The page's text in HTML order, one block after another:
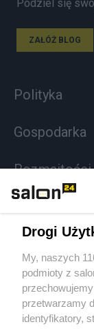
Podziel się
ZAŁÓŻ BLOG
Polityka
Gospodarka
Rozmaitości
Sport
Kultura
Drogi
My, naszych
podmioty z
przetwarzamy
identyfikatory,